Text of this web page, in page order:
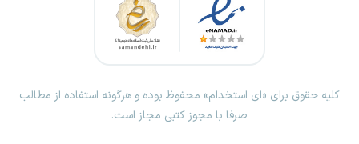
کلیه حقوق برای «ای استخدام» محفوظ بوده و هرگونه استفاده از مطالب
صرفا با مجوز کتبی مجاز است.